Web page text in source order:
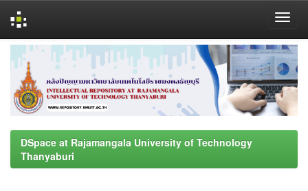
navigation
DSpace at Rajamangala University of Technology
Thanyaburi